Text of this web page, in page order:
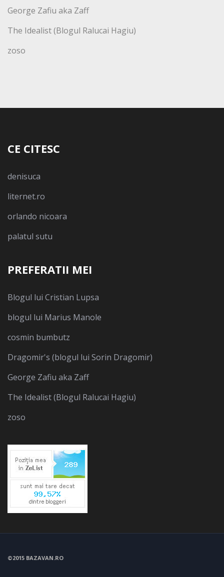
George Zafiu aka Zaff
The Idealist (Blogul Ralucai Hagiu)
zoso
CE CITESC
denisuca
liternet.ro
orlando nicoara
palatul sutu
PREFERATII MEI
Blogul lui Cristian Lupsa
blogul lui Marius Manole
cosmin bumbutz
Dragomir's (blogul lui Sorin Dragomir)
George Zafiu aka Zaff
The Idealist (Blogul Ralucai Hagiu)
zoso
©2015 BAZAVAN.RO